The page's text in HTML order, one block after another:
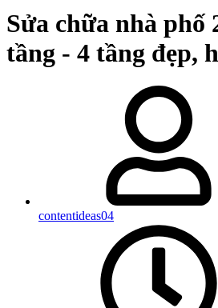
Sửa chữa nhà phố
tầng - 4 tầng đẹp,
contentideas04